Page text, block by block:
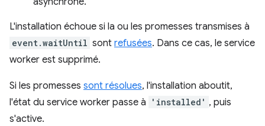
L'installation échoue si la ou les promesses transmises à
event.waitUntil sont refusées. Dans ce cas, le service
worker est supprimé.
Si les promesses sont résolues, l'installation aboutit,
l'état du service worker passe à
'installed' , puis
s'active.